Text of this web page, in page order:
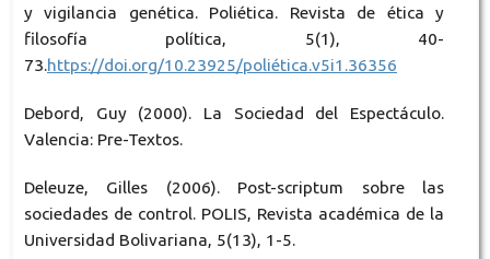
y vigilancia genética. Poliética. Revista de ética y
filosofía política, 5(1), 40-
73.https://doi.org/10.23925/poliética.v5i1.36356
Debord, Guy (2000). La Sociedad del Espectáculo.
Valencia: Pre-Textos.
Deleuze, Gilles (2006). Post-scriptum sobre las
sociedades de control. POLIS, Revista académica de la
Universidad Bolivariana, 5(13), 1-5.